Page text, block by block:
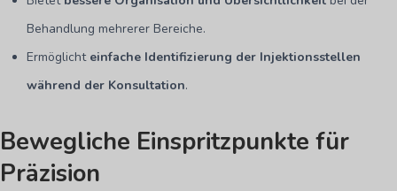
Behandlung mehrerer Bereiche.
Ermöglicht einfache Identifizierung der Injektionsstellen
während der Konsultation.
Bewegliche Einspritzpunkte für
Präzision